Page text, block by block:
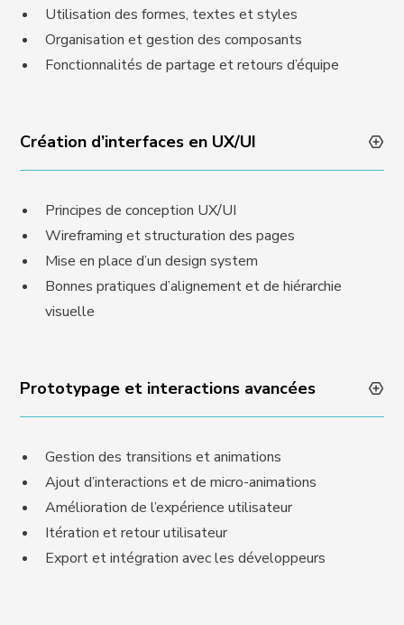
Utilisation des formes, textes et styles
Organisation et gestion des composants
Fonctionnalités de partage et retours d’équipe
Création d’interfaces en UX/UI
Principes de conception UX/UI
Wireframing et structuration des pages
Mise en place d’un design system
Bonnes pratiques d’alignement et de hiérarchie
visuelle
Prototypage et interactions avancées
Gestion des transitions et animations
Ajout d’interactions et de micro-animations
Amélioration de l’expérience utilisateur
Itération et retour utilisateur
Export et intégration avec les développeurs